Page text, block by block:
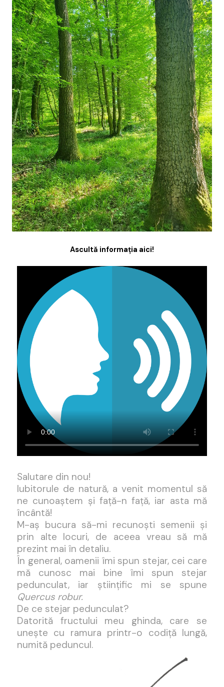
Ascultă informația aici!
Salutare din nou!
Iubitorule de natură, a venit momentul să
ne cunoaștem și față-n față, iar asta mă
încântă!
M-aș bucura să-mi recunoști semenii și
prin alte locuri, de aceea vreau să mă
prezint mai în detaliu.
În general, oamenii îmi spun stejar, cei care
mă cunosc mai bine îmi spun stejar
pedunculat, iar științific mi se spune
Quercus robur.
De ce stejar pedunculat?
Datorită fructului meu ghinda, care se
unește cu ramura printr-o codiță lungă,
numită peduncul.